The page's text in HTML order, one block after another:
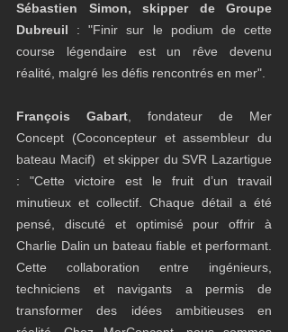
Sébastien Simon, skipper de Groupe
Dubreuil : "Finir sur le podium de cette
course légendaire est un rêve devenu
réalité, malgré les défis rencontrés en mer".
François Gabart , fondateur de Mer
Concept (Coconcepteur et assembleur du
bateau Macif)  et skipper du SVR Lazartigue
: "Cette victoire est le fruit d’un travail
minutieux et collectif. Chaque détail a été
pensé, discuté et optimisé pour offrir à
Charlie Dalin un bateau fiable et performant.
Cette collaboration entre ingénieurs,
techniciens et navigants a permis de
transformer des idées ambitieuses en